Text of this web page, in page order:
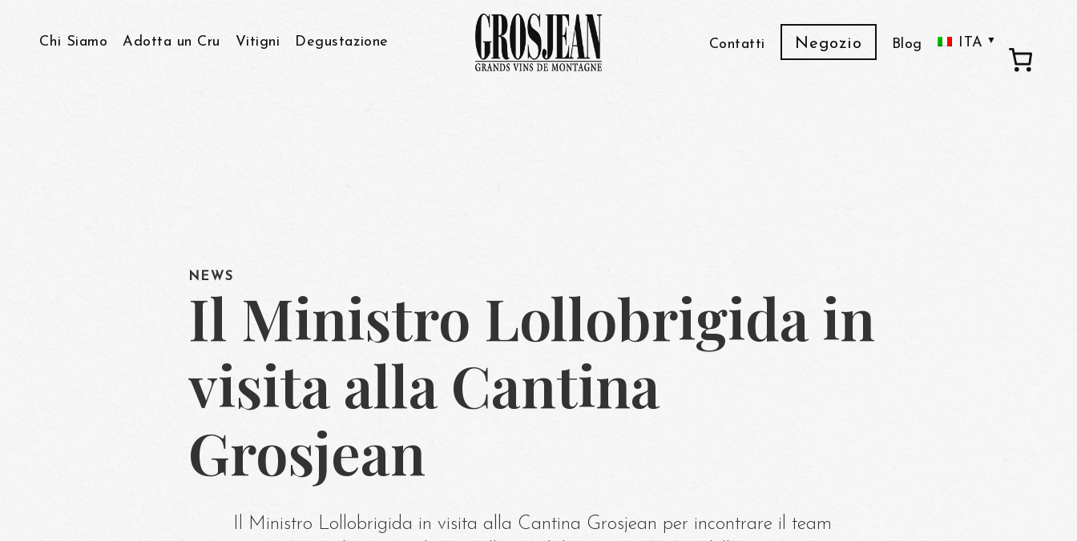
Chi Siamo Adotta un Cru Vitigni Degustazione Contatti Negozio Blog
ITA
NEWS
Il Ministro Lollobrigida in
visita alla Cantina
Grosjean
Il Ministro Lollobrigida in visita alla Cantina Grosjean per incontrare il team